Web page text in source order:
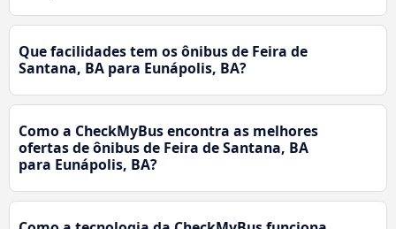
Que facilidades tem os ônibus de Feira de
Santana, BA para Eunápolis, BA?
Como a CheckMyBus encontra as melhores
ofertas de ônibus de Feira de Santana, BA
para Eunápolis, BA?